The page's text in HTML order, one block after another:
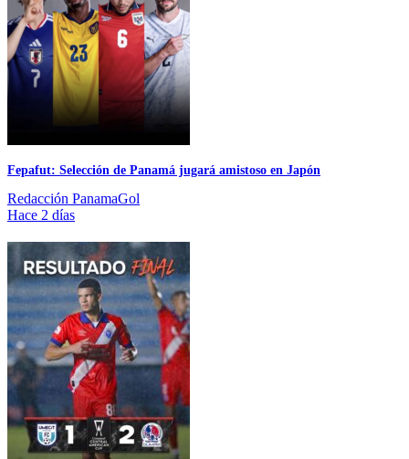
Fepafut: Selección de Panamá jugará amistoso en Japón
Redacción PanamaGol
Hace 2 días